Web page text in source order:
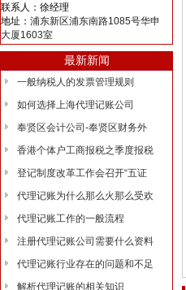
联系人：徐经理
地址： 浦东新区浦东南路1085号华申
大厦1603室
最新新闻
一般纳税人的发票管理规则
如何选择上海代理记账公司
奉贤区会计公司-奉贤区财务外
香港个体户工商报税之季度报税
登记制度改革工作会召开“五证
代理记账为什么那么火那么受欢
代理记账工作的一般流程
注册代理记账公司需要什么资料
代理记账行业存在的问题和不足
解析代理记账的相关知识